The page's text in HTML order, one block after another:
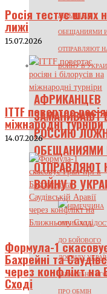
АФРИКАНЦЕВ
ЗАМАНИВАЮТ
РОССИЮ
ОБЕЩАНИЯМИ
ОТПРАВЛЯЮТ
ВОЙНУ В
Росія тестує шлях
лижі
15.07.2026
ITTF повертає
міжнародні турніри
14.07.2026
Формула-1
Бахрейні та
через конфлікт на
Сході